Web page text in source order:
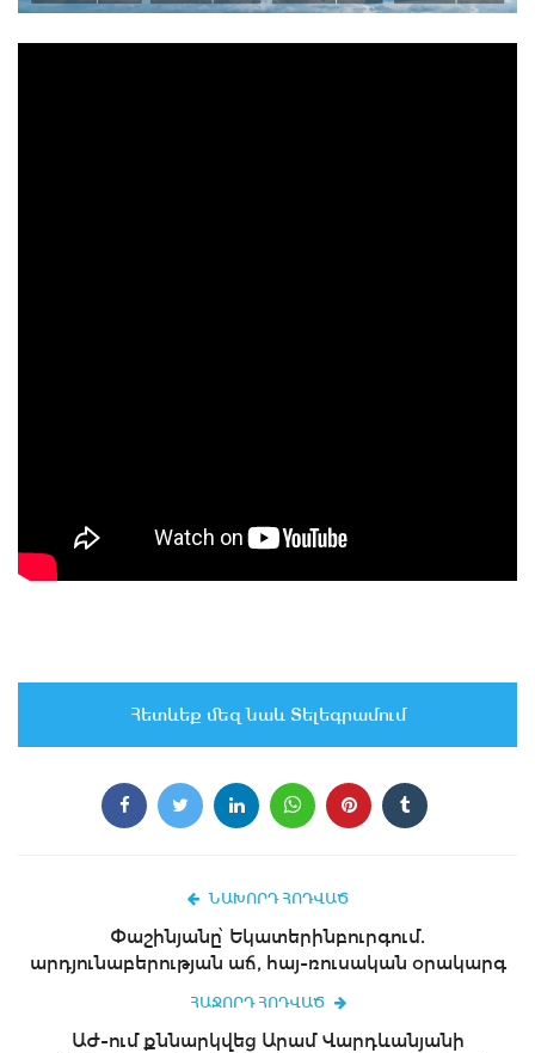
Հետևեք մեզ նաև Տելեգրամում
ՆԱԽՈՐԴ ՀՈԴՎԱԾ
Փաշինյանը՝ Եկատերինբուրգում.
արդյունաբերության աճ, հայ-ռուսական օրակարգ
ՀԱՋՈՐԴ ՀՈԴՎԱԾ
ԱԺ-ում քննարկվեց Արամ Վարդևանյանի